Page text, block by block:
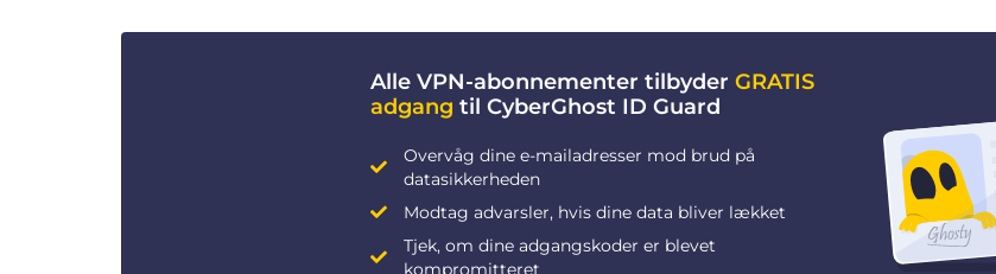
Alle VPN-abonnementer tilbyder GRATIS
adgang til CyberGhost ID Guard
Overvåg dine e-mailadresser mod brud på
datasikkerheden
Modtag advarsler, hvis dine data bliver lækket
Tjek, om dine adgangskoder er blevet
kompromitteret